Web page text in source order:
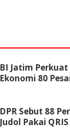
BI Jatim
Ekonomi 80
DPR Sebut 88
Judol Pakai QRIS